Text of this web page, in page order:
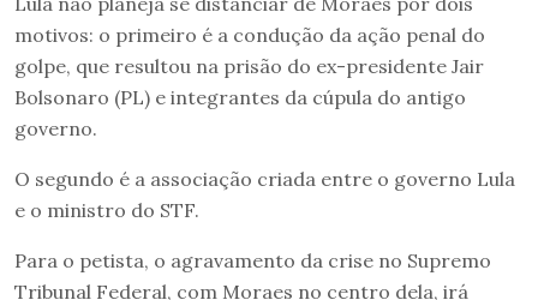
motivos: o primeiro é a condução da ação penal do
golpe, que resultou na prisão do ex-presidente Jair
Bolsonaro (PL) e integrantes da cúpula do antigo
governo.
O segundo é a associação criada entre o governo Lula
e o ministro do STF.
Para o petista, o agravamento da crise no Supremo
Tribunal Federal, com Moraes no centro dela, irá